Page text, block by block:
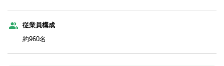
従業員構成
約960名